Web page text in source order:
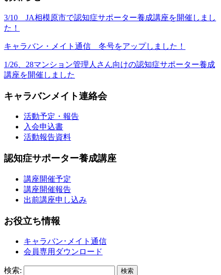
3/10 JA相模原市で認知症サポーター養成講座を開催しまし
た！
キャラバン・メイト通信 冬号をアップしました！
1/26、28マンション管理人さん向けの認知症サポーター養成
講座を開催しました
キャラバンメイト連絡会
活動予定・報告
入会申込書
活動報告資料
認知症サポーター養成講座
講座開催予定
講座開催報告
出前講座申し込み
お役立ち情報
キャラバン･メイト通信
会員専用ダウンロード
検索: